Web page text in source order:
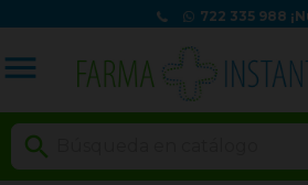
722 335 988
menu
